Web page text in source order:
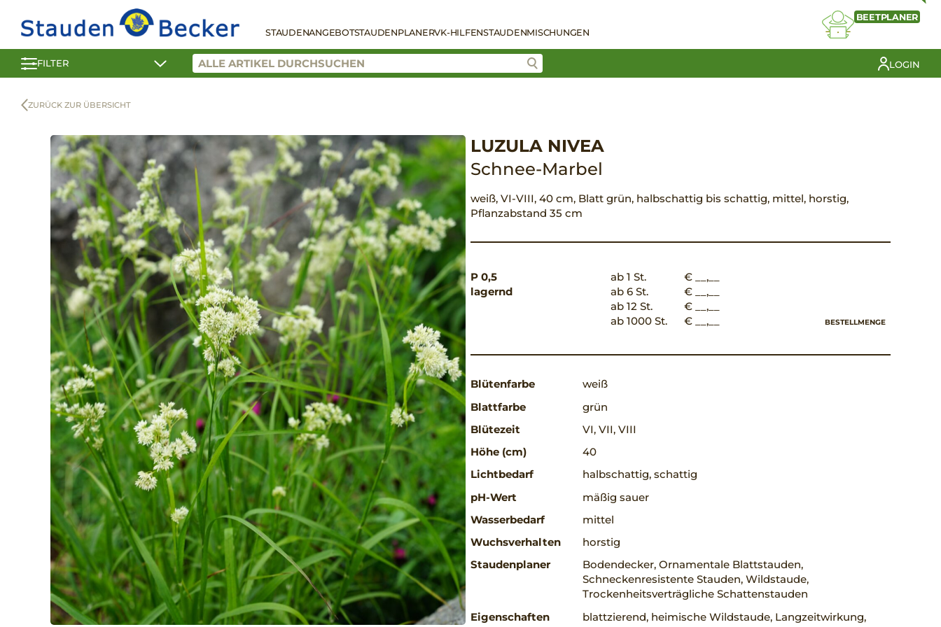
STAUDENANGEBOTSTAUDENPLANERVK-HILFENSTAUDENMISCHUNGEN
BEETPLANER
FILTER LOGIN
ZURÜCK ZUR ÜBERSICHT
LUZULA NIVEA
Schnee-Marbel
weiß, VI-VIII, 40 cm, Blatt grün, halbschattig bis schattig, mittel, horstig,
Pflanzabstand 35 cm
P 0,5
lagernd
ab 1 St.
€ __,__
ab 6 St.
€ __,__
ab 12 St.
€ __,__
ab 1000 St.
€ __,__ BESTELLMENGE
Blütenfarbe
weiß
Blattfarbe
grün
Blütezeit
VI, VII, VIII
Höhe (cm)
40
Lichtbedarf
halbschattig, schattig
pH-Wert
mäßig sauer
Wasserbedarf
mittel
Wuchsverhalten
horstig
Staudenplaner
Bodendecker, Ornamentale Blattstauden,
Schneckenresistente Stauden, Wildstaude,
Trockenheitsverträgliche Schattenstauden
Eigenschaften
blattzierend, heimische Wildstaude, Langzeitwirkung,